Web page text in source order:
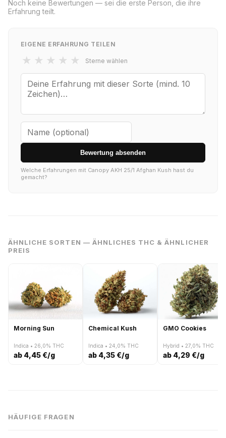
Noch keine Bewertungen — sei die erste Person, die ihre
Erfahrung teilt.
EIGENE ERFAHRUNG TEILEN
★ ★ ★ ★ ★ Sterne wählen
Bewertung absenden
Welche Erfahrungen mit Canopy AKH 25/1 Afghan Kush hast du
gemacht?
ÄHNLICHE SORTEN — ÄHNLICHES THC & ÄHNLICHER
PREIS
Morning Sun
Indica • 26,0% THC
ab 4,45 €/g
Chemical Kush
Indica • 24,0% THC
ab 4,35 €/g
GMO Cookies
Hybrid • 27,0% THC
ab 4,29 €/g
HÄUFIGE FRAGEN